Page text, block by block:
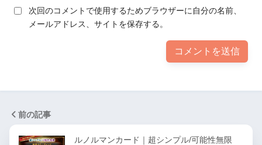
次回のコメントで使用するためブラウザーに自分の名前、
メールアドレス、サイトを保存する。
前の記事
ルノルマンカード｜超シンプル/可能性無限